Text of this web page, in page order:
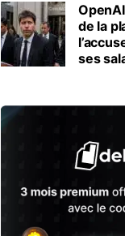
de la
ses